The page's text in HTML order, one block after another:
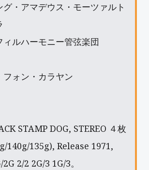
グ・アマデウス・モーツァルト
ィルハーモニー管弦楽団
フォン・カラヤン
STAMP DOG, STEREO ４枚
140g/135g), Release 1971,
2/2 2G/3 1G/3。